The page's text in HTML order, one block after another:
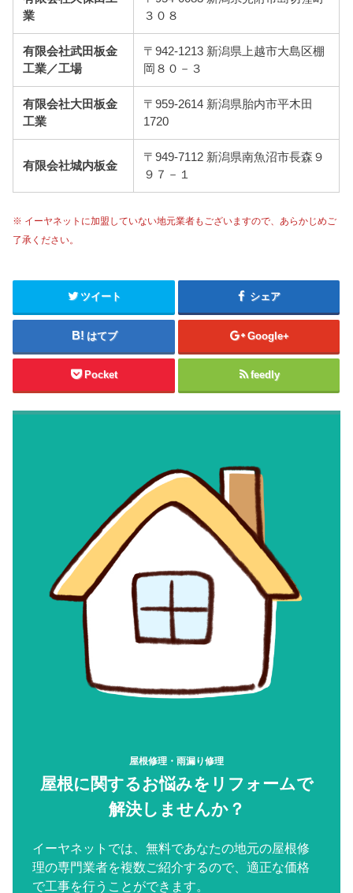
業
３０８
有限会社武田板金
工業／工場
〒942-1213 新潟県上越市大島区棚
岡８０－３
有限会社大田板金
工業
〒959-2614 新潟県胎内市平木田
1720
有限会社城内板金
〒949-7112 新潟県南魚沼市長森９
９７－１
※ イーヤネットに加盟していない地元業者もございますので、あらかじめご
了承ください。
ツイート シェア
はてブ Google+
Pocket feedly
屋根修理・雨漏り修理
屋根に関するお悩みをリフォームで
解決しませんか？
イーヤネットでは、無料であなたの地元の屋根修
理の専門業者を複数ご紹介するので、適正な価格
で工事を行うことができます。